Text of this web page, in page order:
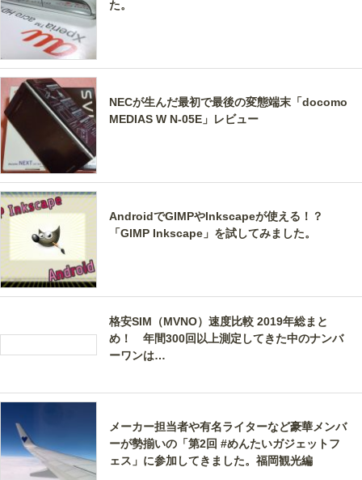
た。
NECが生んだ最初で最後の変態端末「docomo
MEDIAS W N-05E」レビュー
AndroidでGIMPやInkscapeが使える！？
「GIMP Inkscape」を試してみました。
格安SIM（MVNO）速度比較 2019年総まと
め！ 年間300回以上測定してきた中のナンバ
ーワンは…
メーカー担当者や有名ライターなど豪華メンバ
ーが勢揃いの「第2回 #めんたいガジェットフ
ェス」に参加してきました。福岡観光編